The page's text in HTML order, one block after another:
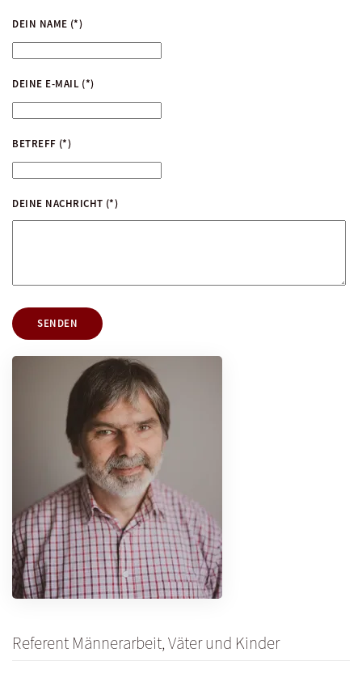
DEIN NAME (*)
DEINE E-MAIL (*)
BETREFF (*)
DEINE NACHRICHT (*)
SENDEN
Referent Männerarbeit, Väter und Kinder